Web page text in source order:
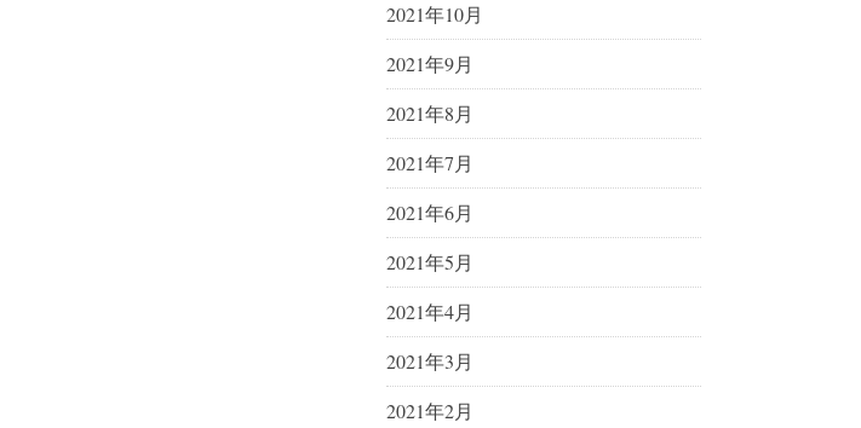
2021年10月
2021年9月
2021年8月
2021年7月
2021年6月
2021年5月
2021年4月
2021年3月
2021年2月